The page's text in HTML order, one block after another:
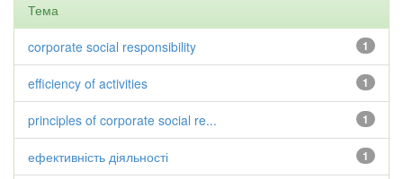
Тема
1
corporate social responsibility
1
efficiency of activities
1
principles of corporate social re...
1
ефективність діяльності